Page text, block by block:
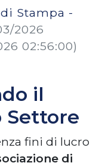
Stampa -
2026
02:56:00)
il
Settore
fini di lucro
di